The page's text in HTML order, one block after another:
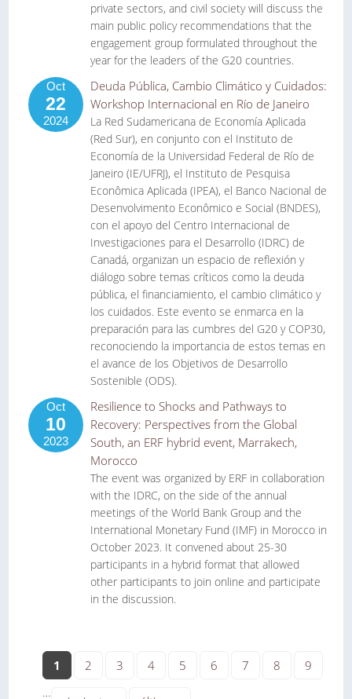
private sectors, and civil society will discuss the
main public policy recommendations that the
engagement group formulated throughout the
year for the leaders of the G20 countries.
Oct
22
2024
Deuda Pública, Cambio Climático y Cuidados:
Workshop Internacional en Río de Janeiro
La Red Sudamericana de Economía Aplicada
(Red Sur), en conjunto con el Instituto de
Economía de la Universidad Federal de Río de
Janeiro (IE/UFRJ), el Instituto de Pesquisa
Econômica Aplicada (IPEA), el Banco Nacional de
Desenvolvimento Econômico e Social (BNDES),
con el apoyo del Centro Internacional de
Investigaciones para el Desarrollo (IDRC) de
Canadá, organizan un espacio de reflexión y
diálogo sobre temas críticos como la deuda
pública, el financiamiento, el cambio climático y
los cuidados. Este evento se enmarca en la
preparación para las cumbres del G20 y COP30,
reconociendo la importancia de estos temas en
el avance de los Objetivos de Desarrollo
Sostenible (ODS).
Oct
10
2023
Resilience to Shocks and Pathways to
Recovery: Perspectives from the Global
South, an ERF hybrid event, Marrakech,
Morocco
The event was organized by ERF in collaboration
with the IDRC, on the side of the annual
meetings of the World Bank Group and the
International Monetary Fund (IMF) in Morocco in
October 2023. It convened about 25-30
participants in a hybrid format that allowed
other participants to join online and participate
in the discussion.
Páginas
1 2 3 4 5 6 7 8
9
…